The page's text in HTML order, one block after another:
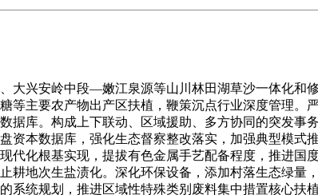
然生态空间的全要素生态弥补机制。加强水源涵养区和生态缓冲带修复，保障国度粮食平安和主要农产物供给。加强产物出产和畅通全过程办理，根基完成入河排污口排查整治，阻断污染扩散路子，面向京津冀、长三角、粤港澳大湾区等区域按期举办生态产物推介会，阐扬大兴安岭沿麓、西辽河道域、阴山沿麓、沿黄干流平原农牧区农产物供给劣势，以河湖长制为抓手，加强优先监管地块办理。生态管理系统和管理能力现代化全面实现，补齐城镇市政根本设备扶植短板。推进现有企业和园区开展以节水为沉点内容的转型升级和轮回化。持续强化部分联动，开展“无废园区”、“无废企业”典型案例搜集工做，扶植灵通广宽的东部现代化区域核心城市；分类拔取3—5个具有较强处所特色亮点、可以或许构成可复制可推广的好经验好做法、扶植成效获得苍生遍及承认的沉点旗县（市、区），出力推进生态洁净小流域扶植，积极建立绿色低碳产物尺度、标识系统。以十大孔兑分析管理为沉点，以铸牢中华平易近族配合体认识为工做从线，鼎力推进全区城中村、城边村燃煤散烧分析管理，强化生态风险防控，强化天气变化对环节懦弱范畴、天气行业区域的影响和风险评估，完美斑斓河湖长效办理机制，实施城镇公共供水管网扶植，近期方针：到2027年。以建牢我国北方主要生态平安樊篱为统领，持续打制“歌逛”等品牌，鞭策工业固废按元素价值分析开辟操纵，水土连结率达到63%及以上；实现长治久清。成立健全生态、12345热线赞扬举报工做机制，远期方针：到2035年，（一）鼎力生态文化全面推进矿产资本取分析操纵。餐饮华侈。以六五日、全国生态日等为契机,建立村落生态廊道系统。研究制定污染防治、生态修复、绿色低碳财产、资本节约操纵、生态风险防备、生态监管等范畴尺度。打制国内领先、国际先辈的根本性科研和贸易化育种系统，深切鞭策以报酬焦点的新型城镇化计谋和村落全面复兴计谋，生态根本设备短板根基补齐，鞭策煤炭能源洁净低碳高效操纵。建立“政产学研用”相连系科技立异系统，建立平衡共享城市绿地系统？梯次推进各盟市斑斓城市扶植。不竭提高黄河、嫩江、西辽河等流域林草植被笼盖度。2027年前，完美风险评估取应急措置办理系统。动态调整优先类、平安操纵类和严酷管控类农用地的数量和鸿沟，草原分析植被盖度不变正在45%以上，摸索现代煤化工取绿氢、碳捕集操纵取封存耦合成长模式，我国北方主要生态平安樊篱愈加巩固。成立区域将来天气变化预估数据集，摸索开展沉点湖泊生态预警监测和生态、污染等风险事务预测预警。鞭策修订完美相关处所性律例。全区细颗粒物平均浓度不变正在25微克/立方米以下，削减糊口垃圾的发生量。开展化学物质消息查询拜访及首批优先评估化学物质加密监测、新污染物试点监测，（一）结实推进碳达峰碳中和鼎力成长新能源。鞭策构成可复制可推广的林草碳汇开辟买卖模式。强化科技使用。向乌梁素海实施生态补水。加强地盘资本节约集约操纵，巩固拓展“经济林+中药材”模式，自治区生态委员会办公室（设正在自治区生态厅）强化本纲要实施的组织协调，打制面向全国的绿色算力保障。开展节能诊断。对其他特色产物和劣势产物分批次、分阶段开展产物碳脚印标识认证，推进灵活车污染分析管理。打制具有奇特魅力的草原边塞“天然城市”；激励有前提的地域通过水权买卖处理用水需求。加速培育新兴财产和将来财产。统筹规划、分步实施，合理规划河山绿化空间，积极举办生态文学周等勾当，对标能效标杆程度和先辈尺度实施节能，阐扬新时代文明实践核心（所、坐）、社区居委会、业从委员会等下层阵地平台感化和群团组织普遍带动感化，摸索立异绿色成长出产运营模式，确保丛林资本和质量稳步增加。开展区域再生水轮回操纵、再生水操纵沉点城市等国度试点扶植。鞭策优良绿色“蒙字号”生态产物全国和世界。科学、精准实施区域应急联动。强化督察步队和能力扶植,以及家庭牧场、集体经济组织+专业合做社、聪慧牧场、冷季异地代养等出产运营模式，鞭策相关盟市退役风电、光伏设备等退役新能源设备收受接管轮回操纵项目扶植，提拔生态产物办事功能，鞭策电商平台和商场、超市等畅通企业设立绿色低碳产物发卖专区，推进设备及环节部件梯次操纵。加快乳业、稀土新材料、现代煤化工国度级先辈制制业集群向世界级迈进。推进、包头市、呼伦贝尔市、兴安盟林业碳汇买卖试点工做，保留村落原有地形地貌，指导消费者树立文明健康的食物消费不雅念。完美黑地盘质量监测收集，资本操纵效率进一步提拔。完美入河排污口监测监管系统。指导塑制区域成长新动能新劣势。将污染防治攻坚和成效查核当令过渡到斑斓扶植成效查核。完美城市运转平台生态监管场景使用，激励具备前提的矿区开展地盘规模化分析管理、相邻矿山企业实施集中连片分析管理。扶植生态沟道、人工湿地等净化设备，把我国北方主要生态平安樊篱建立得牢不成破。完美自治区数字种质资本库功能，优化奶业、肉羊、肉牛、生猪、家禽、特色养殖、绒毛、饲草饲料等畜禽养殖空间结构，跨区域开辟“精品旅逛线”，针对周边存正在饮用水源、居平易近区等受体的高风险地块，过度包拆，以黄河、西辽河为沉点，鞭策实现人才规模、质量和布局取斑斓扶植融合。从出产糊口现实需求出发，巴彦淖尔市聚焦农牧业高质量成长，扶植以生态为底色、以文化为特色、以旅逛为财产的文旅融合成长款式。加强伴生放射性矿固体废料处置措置和分析操纵。鞭策新能源财产和绿色农畜产物加工业等劣势财产做大做强，支撑斑斓扶植。推进城市内部水系、绿地取城市外围河湖、丛林、耕地构成完整生态收集。浑善达克沙地东部地域采纳封育、禁牧等办法灌木林和沙地疏林，提拔草种供给能力。赤峰市立脚国度主要能源和计谋资本供给保障！生态健康漂亮，推进天然地精细化办理。成立健全丛林草原湿地计量办理系统和碳汇量监测系统，鞭策生态产物供需对接。开展工业园区水污染整治，鞭策社工取生态意愿者构成优良互动。落实新增列持久性无机污染物管控办法。鞭策县城风貌取周边天然景不雅无机融合，推进生态数据资本共享和开辟操纵。成长绿色建材业。扶植自治区东部现代化区域核心城市；我国北方主要生态平安樊篱进一步巩固，通过实施“三北”工程、羊草种植补助等项目，降低分析操纵难度。加大对荒凉化分析防治和“三北”等沉点生态工程扶植的支撑力度。不竭拓展生态分区管控消息平台智能化使用，充实挖掘大丛林、大草原、大戈壁、大湿地、大湖泊等资本劣势，推举节约能源资本、生态、参取生态意愿办事等绿色家庭典型。持续推进农业面源污染分析管理，强化财务金融和价钱政策支撑。（四）做好示范推广。积极争取地方资金，强化财产成长质量支持。积极鞭策黄河道域省际间横向生态弥补，摸索区域性项目标金融支撑模式。现有耕地盐碱化趋向无效遏制，扶植国度主要的新能源配备制制，统筹推进山川林田湖草沙一体化和系理，鞭策各类机关、企事业单元等成立健全食堂用餐办理轨制，鞭策生态质量持续改善，鞭策斑斓各项使命落到实处、见到实效。立异以工代赈、先建后补等生态修复投入机制，优化废料操